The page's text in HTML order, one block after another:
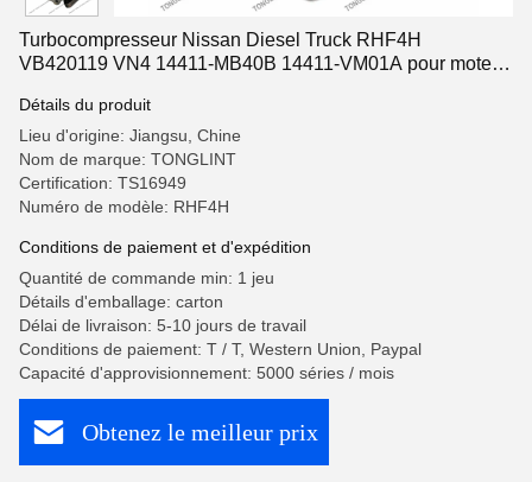
Turbocompresseur Nissan Diesel Truck RHF4H
VB420119 VN4 14411-MB40B 14411-VM01A pour moteur
Détails du produit
Lieu d'origine: Jiangsu, Chine
Nom de marque: TONGLINT
Certification: TS16949
Numéro de modèle: RHF4H
Conditions de paiement et d'expédition
Quantité de commande min: 1 jeu
Détails d'emballage: carton
Délai de livraison: 5-10 jours de travail
Conditions de paiement: T / T, Western Union, Paypal
Capacité d'approvisionnement: 5000 séries / mois
Obtenez le meilleur prix